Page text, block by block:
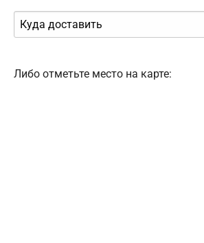
Либо отметьте место на карте: